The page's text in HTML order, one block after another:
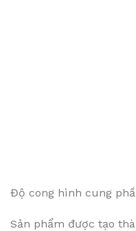
Độ cong hình cung
Sản phẩm được tạo